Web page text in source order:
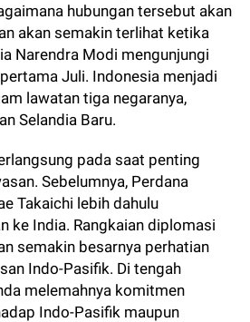
hubungan tersebut akan
akan semakin terlihat ketika
Narendra Modi mengunjungi
Juli. Indonesia menjadi
lawatan tiga negaranya,
Selandia Baru.
pada saat penting
Sebelumnya, Perdana
Takaichi lebih dahulu
ke India. Rangkaian diplomasi
semakin besarnya perhatian
Indo-Pasifik. Di tengah
melemahnya komitmen
Indo-Pasifik maupun